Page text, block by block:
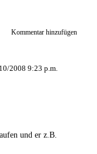
Kommentar hinzufügen
2008 9:23 p.m.
und er z.B.